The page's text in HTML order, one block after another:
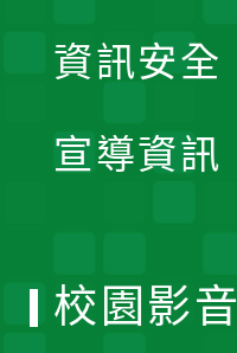
資訊安全
宣導資訊
校園影音